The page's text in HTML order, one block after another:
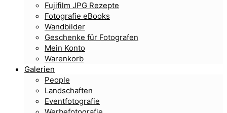
Fujifilm JPG Rezepte
Fotografie eBooks
Wandbilder
Geschenke für Fotografen
Mein Konto
Warenkorb
Galerien
People
Landschaften
Eventfotografie